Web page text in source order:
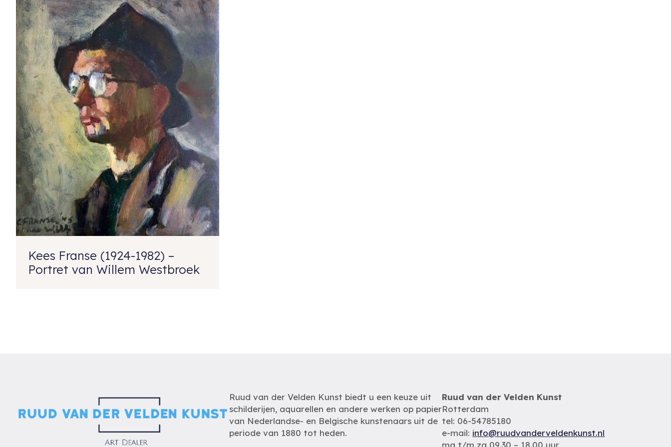
Kees Franse (1924-1982) –
Portret van Willem Westbroek
Ruud van der Velden Kunst biedt u een keuze uit
schilderijen, aquarellen en andere werken op papier
van Nederlandse- en Belgische kunstenaars uit de
periode van 1880 tot heden.
Ruud van der Velden Kunst
Rotterdam
tel: 06-54785180
e-mail: info@ruudvanderveldenkunst.nl
ma t/m za 09.30 – 18.00 uur